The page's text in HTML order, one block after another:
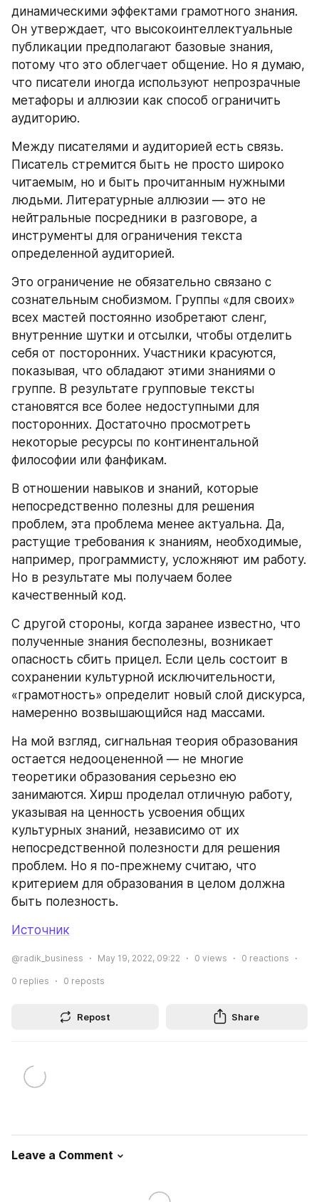
динамическими эффектами грамотного знания.
Он утверждает, что высокоинтеллектуальные
публикации предполагают базовые знания,
потому что это облегчает общение. Но я думаю,
что писатели иногда используют непрозрачные
метафоры и аллюзии как способ ограничить
аудиторию.
Между писателями и аудиторией есть связь.
Писатель стремится быть не просто широко
читаемым, но и быть прочитанным нужными
людьми. Литературные аллюзии — это не
нейтральные посредники в разговоре, а
инструменты для ограничения текста
определенной аудиторией.
Это ограничение не обязательно связано с
сознательным снобизмом. Группы «для своих»
всех мастей постоянно изобретают сленг,
внутренние шутки и отсылки, чтобы отделить
себя от посторонних. Участники красуются,
показывая, что обладают этими знаниями о
группе. В результате групповые тексты
становятся все более недоступными для
посторонних. Достаточно просмотреть
некоторые ресурсы по континентальной
философии или фанфикам.
В отношении навыков и знаний, которые
непосредственно полезны для решения
проблем, эта проблема менее актуальна. Да,
растущие требования к знаниям, необходимые,
например, программисту, усложняют им работу.
Но в результате мы получаем более
качественный код.
С другой стороны, когда заранее известно, что
полученные знания бесполезны, возникает
опасность сбить прицел. Если цель состоит в
сохранении культурной исключительности,
«грамотность» определит новый слой дискурса,
намеренно возвышающийся над массами.
На мой взгляд, сигнальная теория образования
остается недооцененной — не многие
теоретики образования серьезно ею
занимаются. Хирш проделал отличную работу,
указывая на ценность усвоения общих
культурных знаний, независимо от их
непосредственной полезности для решения
проблем. Но я по-прежнему считаю, что
критерием для образования в целом должна
быть полезность.
Источник
@radik_business May 19, 2022, 09:22 0 views 0 reactions
0 replies 0 reposts
Repost Share
Leave a Comment